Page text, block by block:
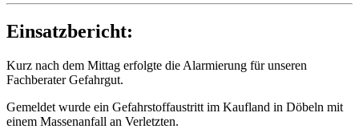
Einsatzbericht:
Kurz nach dem Mittag erfolgte die Alarmierung für unseren
Fachberater Gefahrgut.
Gemeldet wurde ein Gefahrstoffaustritt im Kaufland in Döbeln mit
einem Massenanfall an Verletzten.